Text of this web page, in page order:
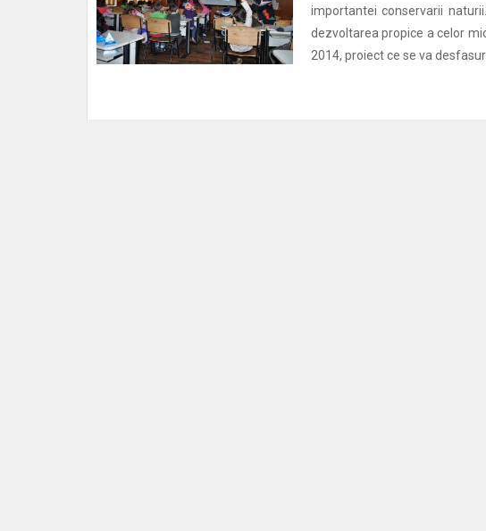
importantei conservarii
dezvoltarea propice a celor
2014, proiect ce se va